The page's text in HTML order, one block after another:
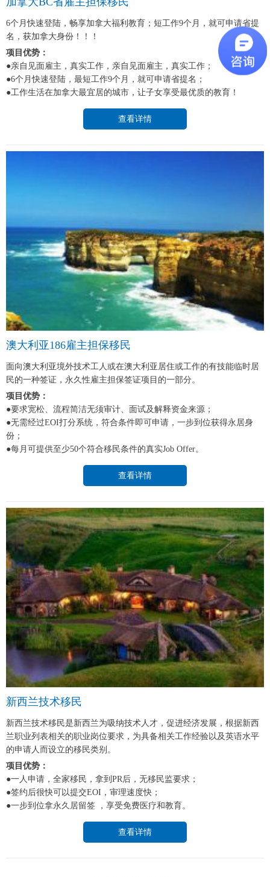
6个月快速登陆，畅享加拿大福利教育；短工作9个月，就可申请省提
名，获加拿大身份！！！
项目优势：
●亲自见面雇主，真实工作，亲自见面雇主，真实工作；
●6个月快速登陆，最短工作9个月，就可申请省提名；
●工作生活在加拿大最宜居的城市，让子女享受最优质的教育！
查看详情
澳大利亚186雇主担保移民
面向澳大利亚境外技术工人或在澳大利亚居住或工作的有技能临时居
民的一种签证，永久性雇主担保签证项目的一部分。
项目优势：
●要求宽松、流程简洁无须审计、面试及解释资金来源；
●无需经过EOI打分系统，符合条件即可申请，一步到位获得永居身
份；
●每月可提供至少50个符合移民条件的真实Job Offer。
查看详情
新西兰技术移民
新西兰技术移民是新西兰为吸纳技术人才，促进经济发展，根据新西
兰职业列表相关的职业岗位要求，为具备相关工作经验以及英语水平
的申请人而设立的移民类别。
项目优势：
●一人申请，全家移民，拿到PR后，无移民监要求；
●签约后很快可以提交EOI，审理速度快；
●一步到位拿永久居留签 ，享受免费医疗和教育。
查看详情